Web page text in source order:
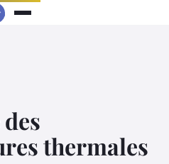
thermales